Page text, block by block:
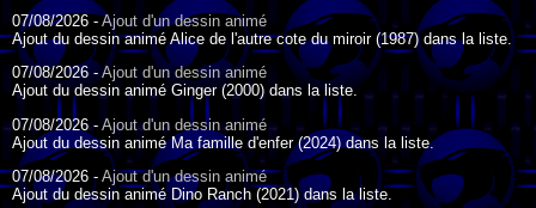
07/08/2026 -Ajout d'un dessin animé
Ajout du dessin animé Alice de l'autre cote du miroir (1987) dans la liste.
07/08/2026 -Ajout d'un dessin animé
Ajout du dessin animé Ginger (2000) dans la liste.
07/08/2026 -Ajout d'un dessin animé
Ajout du dessin animé Ma famille d'enfer (2024) dans la liste.
07/08/2026 - Ajout d'un dessin animé
Ajout du dessin animé Dino Ranch (2021) dans la liste.